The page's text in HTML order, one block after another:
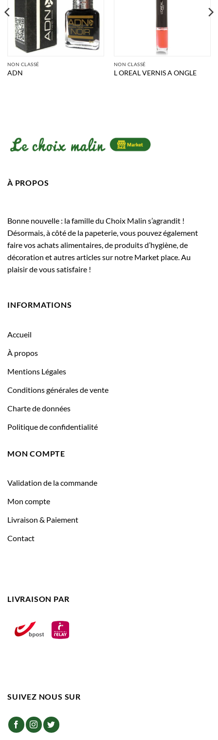
NON CLASSÉ
ADN
NON CLASSÉ
L OREAL VERNIS A ONGLE
À PROPOS
Bonne nouvelle : la famille du Choix Malin s’agrandit !
Désormais, à côté de la papeterie, vous pouvez également
faire vos achats alimentaires, de produits d’hygiène, de
décoration et autres articles sur notre Market place. Au
plaisir de vous satisfaire !
INFORMATIONS
Accueil
À propos
Mentions Légales
Conditions générales de vente
Charte de données
Politique de confidentialité
MON COMPTE
Validation de la commande
Mon compte
Livraison & Paiement
Contact
LIVRAISON PAR
SUIVEZ NOUS SUR